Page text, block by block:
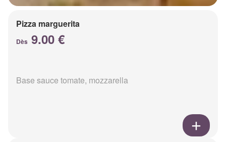
Pizza marguerita
Dès 9.00 €
Base sauce tomate, mozzarella